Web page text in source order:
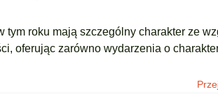
roku mają szczególny charakter ze
oferując zarówno wydarzenia o